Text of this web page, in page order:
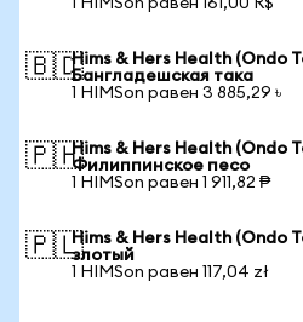
1 HIMSon равен 161,00 R$
🇧🇩Hims & Hers Health (Ondo
Бангладешская така
1 HIMSon равен 3 885,29 ৳
🇵🇭Hims & Hers Health (Ondo
Филиппинское песо
1 HIMSon равен 1 911,82 ₱
🇵🇱Hims & Hers Health (Ondo
злотый
1 HIMSon равен 117,04 zł